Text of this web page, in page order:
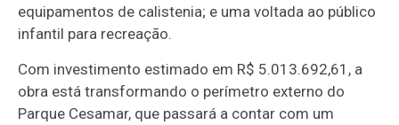
equipamentos de calistenia; e uma voltada ao público
infantil para recreação.
Com investimento estimado em R$ 5.013.692,61, a
obra está transformando o perímetro externo do
Parque Cesamar, que passará a contar com um